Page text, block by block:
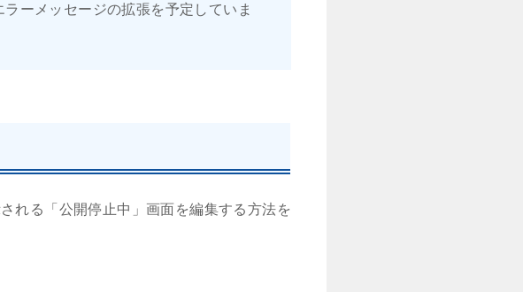
ーメッセージの拡張を予定していま
れる「公開停止中」画面を編集する方法を